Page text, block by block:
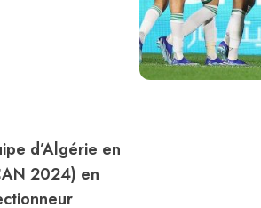
d’Algérie en
2024) en